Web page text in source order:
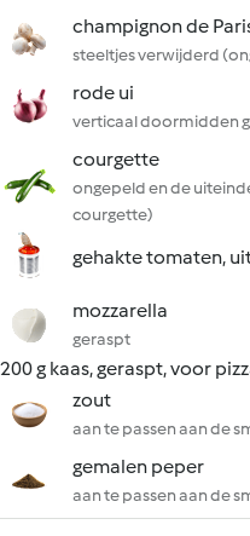
champignon de
steeltjes verwijderd
rode ui
verticaal doormidden
courgette
ongepeld en de
courgette)
gehakte tomaten,
mozzarella
geraspt
200 g kaas, geraspt, voor
zout
aan te passen aan de
gemalen peper
aan te passen aan de